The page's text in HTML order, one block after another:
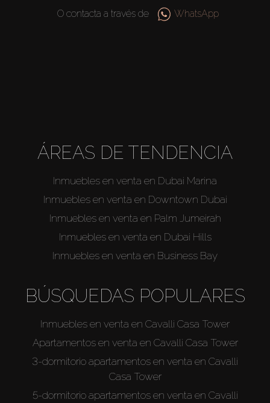
AgentesO contacta a través de WhatsApp
ÁREAS DE TENDENCIA
Inmuebles en venta en Dubai Marina
Inmuebles en venta en Downtown Dubai
Inmuebles en venta en Palm Jumeirah
Inmuebles en venta en Dubai Hills
Inmuebles en venta en Business Bay
BÚSQUEDAS POPULARES
Inmuebles en venta en Cavalli Casa Tower
Apartamentos en venta en Cavalli Casa Tower
3-dormitorio apartamentos en venta en Cavalli
Casa Tower
5-dormitorio apartamentos en venta en Cavalli